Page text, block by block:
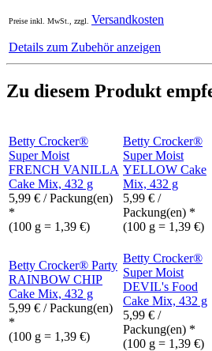
Preise inkl. MwSt., zzgl. Versandkosten
Details zum Zubehör anzeigen
Zu diesem Produkt
Betty Crocker®
Super Moist
FRENCH VANILLA
Cake Mix, 432 g
5,99 € / Packung(en)
*
(100 g = 1,39 €)
Betty Crocker®
Super Moist
YELLOW Cake
Mix, 432 g
5,99 € /
Packung(en) *
(100 g = 1,39 €)
Betty Crocker® Party
RAINBOW CHIP
Cake Mix, 432 g
5,99 € / Packung(en)
*
(100 g = 1,39 €)
Betty Crocker®
Super Moist
DEVIL's Food
Cake Mix, 432 g
5,99 € /
Packung(en) *
(100 g = 1,39 €)